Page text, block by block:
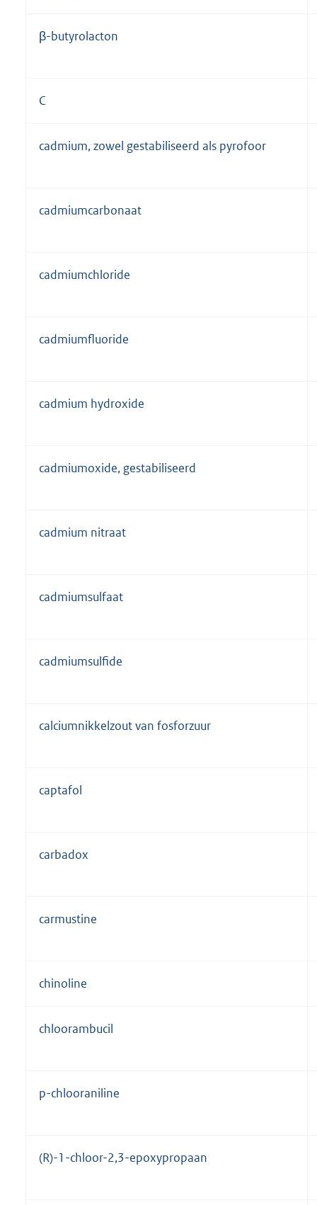
β-butyrolacton
C
cadmium, zowel gestabiliseerd als pyrofoor
cadmiumcarbonaat
cadmiumchloride
cadmiumfluoride
cadmium hydroxide
cadmiumoxide, gestabiliseerd
cadmium nitraat
cadmiumsulfaat
cadmiumsulfide
calciumnikkelzout van fosforzuur
captafol
carbadox
carmustine
chinoline
chloorambucil
p-chlooraniline
(R)-1-chloor-2,3-epoxypropaan